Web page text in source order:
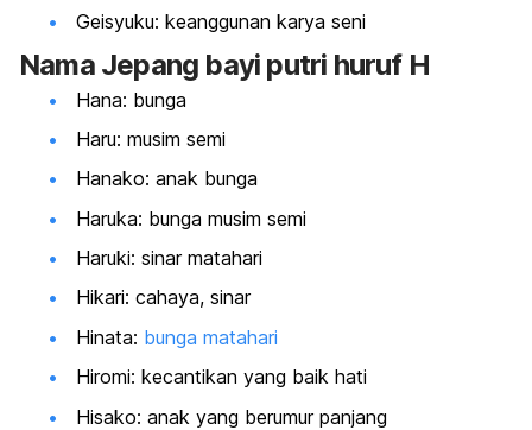
Geisyuku: keanggunan karya seni
Nama Jepang bayi putri huruf H
Hana: bunga
Haru: musim semi
Hanako: anak bunga
Haruka: bunga musim semi
Haruki: sinar matahari
Hikari: cahaya, sinar
Hinata: bunga matahari
Hiromi: kecantikan yang baik hati
Hisako: anak yang berumur panjang